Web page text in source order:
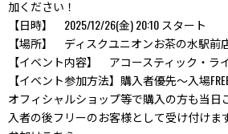
加ください！
【日時】 2025/12/26(金) 20:10 スタート
【場所】 ディスクユニオンお茶の水駅前
【イベント内容】 アコースティック・ラ
【イベント参加方法】購入者優先～入場
オフィシャルショップ等で購入の方も当日
入者の後フリーのお客様として受け付けま